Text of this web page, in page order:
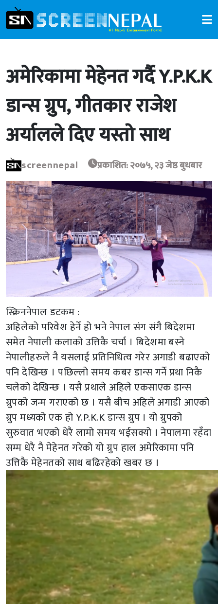
अमेरिकामा मेहेनत गर्दै Y.P.K.K
डान्स ग्रुप, गीतकार राजेश
अर्यालले दिए यस्तो साथ
screennepal प्रकाशित: २०७५, २३ जेष्ठ बुधबार
स्क्रिननेपाल डटकम :
अहिलेको परिवेश हेर्ने हो भने नेपाल संग संगै बिदेशमा
समेत नेपाली कलाको उत्तिकै चर्चा । बिदेशमा बस्ने
नेपालीहरुले नै यसलाई प्रतिनिधित्व गरेर अगाडी बढाएको
पनि देखिन्छ । पछिल्लो समय कबर डान्स गर्ने प्रथा निकै
चलेको देखिन्छ । यसै प्रथाले अहिले एकसाएक डान्स
ग्रुपको जन्म गराएको छ । यसै बीच अहिले अगाडी आएको
ग्रुप मध्यको एक हो Y.P.K.K डान्स ग्रुप । यो ग्रुपको
सुरुवात भएको धेरै लामो समय भईसक्यो । नेपालमा रहँदा
सम्म धेरै नै मेहेनत गरेको यो ग्रुप हाल अमेरिकामा पनि
उत्तिकै मेहेनतको साथ बढिरहेको खबर छ ।